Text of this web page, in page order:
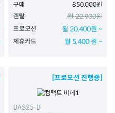
구매
850,000원
렌탈
월 22,900원
프로모션 월 20,400원 ~
제휴카드 월 5,400 원 ~
[프로모션 진행중]
BAS25-B